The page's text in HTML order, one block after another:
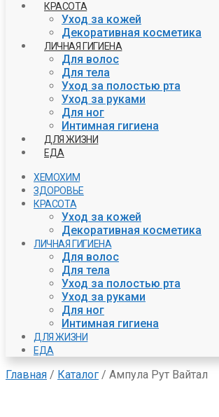
КРАСОТА
Уход за кожей
Декоративная косметика
ЛИЧНАЯ ГИГИЕНА
Для волос
Для тела
Уход за полостью рта
Уход за руками
Для ног
Интимная гигиена
ДЛЯ ЖИЗНИ
ЕДА
ХЕМОХИМ
ЗДОРОВЬЕ
КРАСОТА
Уход за кожей
Декоративная косметика
ЛИЧНАЯ ГИГИЕНА
Для волос
Для тела
Уход за полостью рта
Уход за руками
Для ног
Интимная гигиена
ДЛЯ ЖИЗНИ
ЕДА
Главная / Каталог / Ампула Рут Вайтал